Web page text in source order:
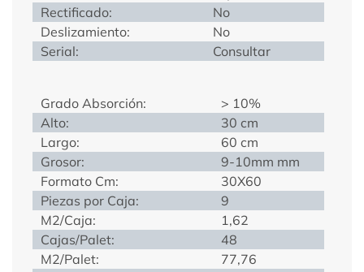
Rectificado:
No
Deslizamiento:
No
Serial:
Consultar
Grado Absorción:
> 10%
Alto:
30 cm
Largo:
60 cm
Grosor:
9-10mm mm
Formato Cm:
30X60
Piezas por Caja:
9
M2/Caja:
1,62
Cajas/Palet:
48
M2/Palet:
77,76